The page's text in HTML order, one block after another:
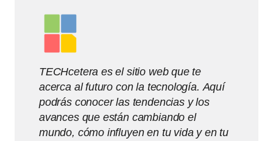
TECHcetera es el sitio web que te
acerca al futuro con la tecnología. Aquí
podrás conocer las tendencias y los
avances que están cambiando el
mundo, cómo influyen en tu vida y en tu